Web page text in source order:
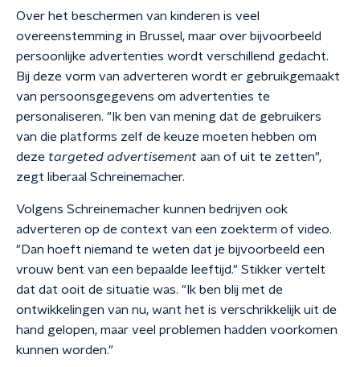
Over het beschermen van kinderen is veel
overeenstemming in Brussel, maar over bijvoorbeeld
persoonlijke advertenties wordt verschillend gedacht.
Bij deze vorm van adverteren wordt er gebruikgemaakt
van persoonsgegevens om advertenties te
personaliseren. "Ik ben van mening dat de gebruikers
van die platforms zelf de keuze moeten hebben om
deze targeted advertisement aan of uit te zetten",
zegt liberaal Schreinemacher.
Volgens Schreinemacher kunnen bedrijven ook
adverteren op de context van een zoekterm of video.
"Dan hoeft niemand te weten dat je bijvoorbeeld een
vrouw bent van een bepaalde leeftijd." Stikker vertelt
dat dat ooit de situatie was. "Ik ben blij met de
ontwikkelingen van nu, want het is verschrikkelijk uit de
hand gelopen, maar veel problemen hadden voorkomen
kunnen worden."